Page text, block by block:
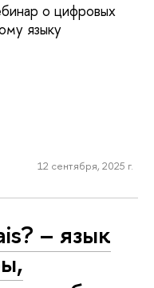
о цифровых
языку
12 сентября, 2025 г.
– язык